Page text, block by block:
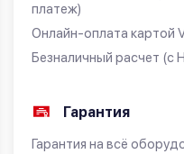
платеж)
Онлайн-оплата картой
Безналичный расчет (с
Гарантия
Гарантия на всё